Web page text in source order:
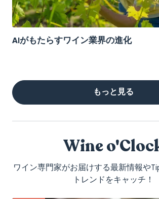
AIがもたらすワイン業界の進化
もっと見る
Wine
ワイン専門家がお届けする最新情報や
トレンドをキャッチ！